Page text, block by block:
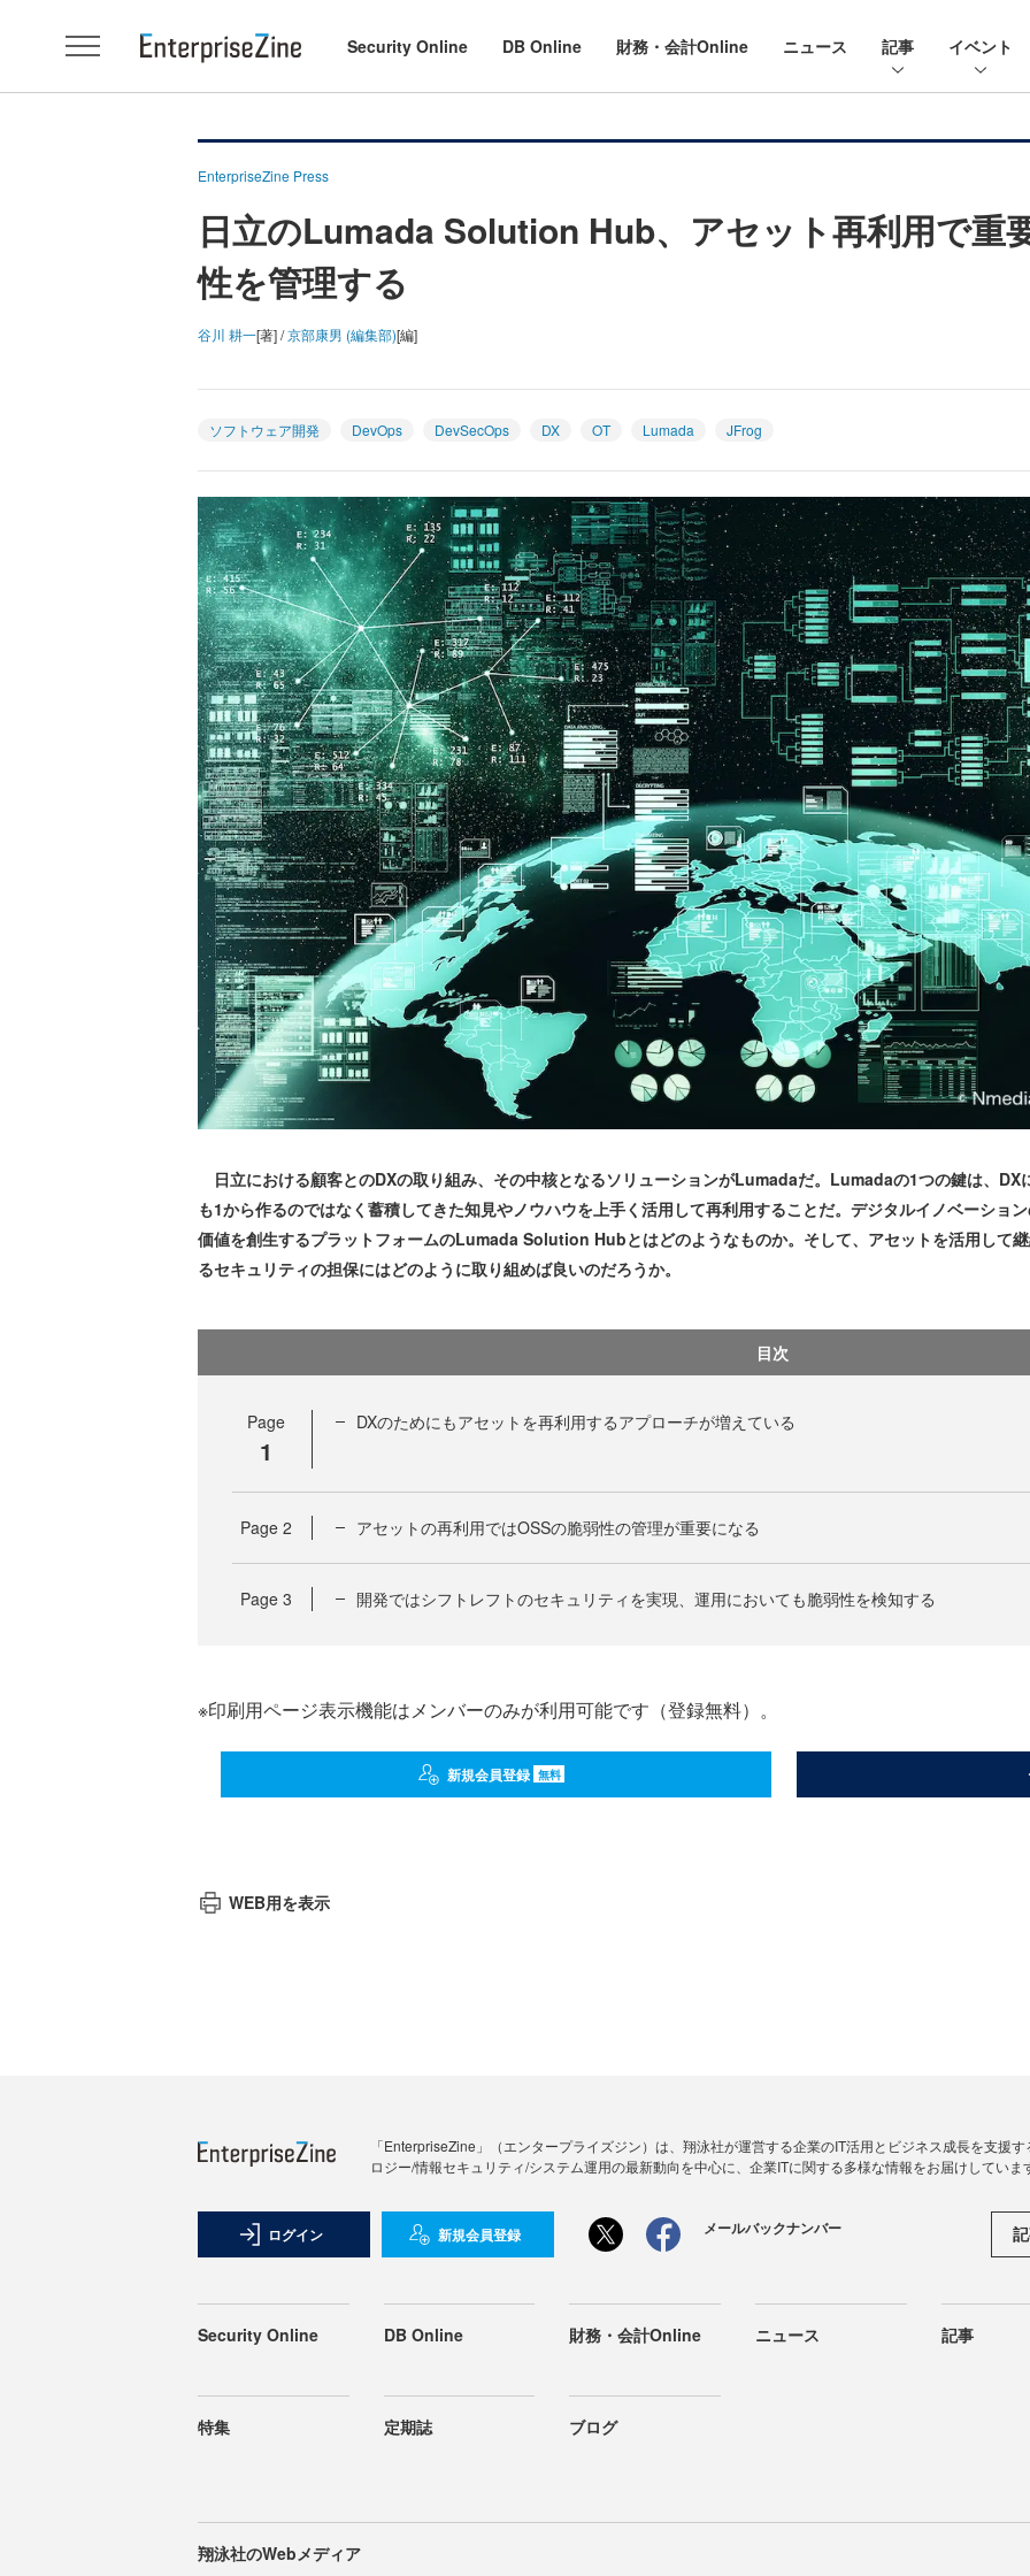
Security Online DB Online 財務・会計Online ニュース 記事 イベント
EnterpriseZine Press
日立のLumada Solution Hub、アセット再利用で重
性を管理する
谷川 耕一[著] /京部康男 (編集部)[編]
ソフトウェア開発 DevOps DevSecOps DX OT Lumada JFrog
日立における顧客とのDXの取り組み、その中核となるソリューションがLumadaだ。Lumadaの1つの鍵は、DX
も1から作るのではなく蓄積してきた知見やノウハウを上手く活用して再利用することだ。デジタルイノベーショ
価値を創生するプラットフォームのLumada Solution Hubとはどのようなものか。そして、アセットを活用して
るセキュリティの担保にはどのように取り組めば良いのだろうか。
目次
Page
1
DXのためにもアセットを再利用するアプローチが増えている
Page 2 アセットの再利用ではOSSの脆弱性の管理が重要になる
Page 3 開発ではシフトレフトのセキュリティを実現、運用においても脆弱性を検知する
※印刷用ページ表示機能はメンバーのみが利用可能です（登録無料）。
新規会員登録 無料
WEB用を表示
「EnterpriseZine」（エンタープライズジン）は、翔泳社が運営する企業のIT活用とビジネス成長を支援
ロジー/情報セキュリティ/システム運用の最新動向を中心に、企業ITに関する多様な情報をお届けしていま
ログイン 新規会員登録 メールバックナンバー
Security Online DB Online 財務・会計Online ニュース 記事
特集 定期誌 ブログ
翔泳社のWebメディア